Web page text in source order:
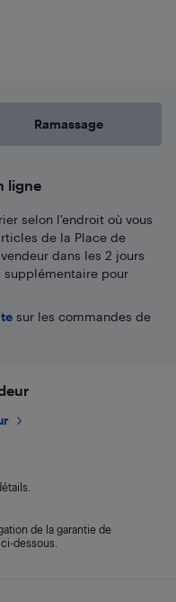
Ramassage
ligne
selon l'endroit où vous
de la Place de
dans les 2 jours
supplémentaire pour
sur les commandes de
de la garantie de
dessous.